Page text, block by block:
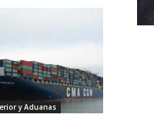
y Aduanas